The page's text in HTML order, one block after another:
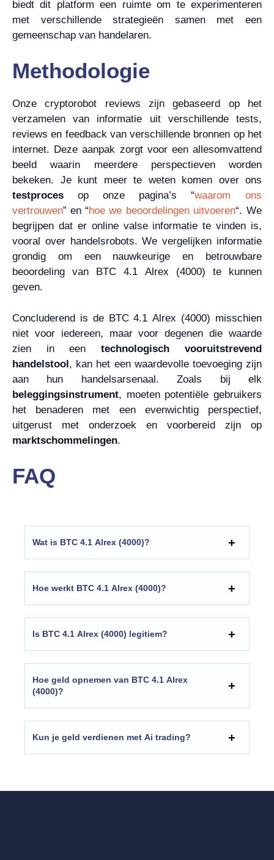
biedt dit platform een ruimte om te experimenteren
met verschillende strategieën samen met een
gemeenschap van handelaren.
Methodologie
Onze cryptorobot reviews zijn gebaseerd op het
verzamelen van informatie uit verschillende tests,
reviews en feedback van verschillende bronnen op het
internet. Deze aanpak zorgt voor een allesomvattend
beeld waarin meerdere perspectieven worden
bekeken. Je kunt meer te weten komen over ons
testproces op onze pagina’s “waarom ons
vertrouwen” en “hoe we beoordelingen uitvoeren“. We
begrijpen dat er online valse informatie te vinden is,
vooral over handelsrobots. We vergelijken informatie
grondig om een nauwkeurige en betrouwbare
beoordeling van BTC 4.1 Alrex (4000) te kunnen
geven.
Concluderend is de BTC 4.1 Alrex (4000) misschien
niet voor iedereen, maar voor degenen die waarde
zien in een technologisch vooruitstrevend
handelstool, kan het een waardevolle toevoeging zijn
aan hun handelsarsenaal. Zoals bij elk
beleggingsinstrument, moeten potentiële gebruikers
het benaderen met een evenwichtig perspectief,
uitgerust met onderzoek en voorbereid zijn op
marktschommelingen.
FAQ
Wat is BTC 4.1 Alrex (4000)?
Hoe werkt BTC 4.1 Alrex (4000)?
Is BTC 4.1 Alrex (4000) legitiem?
Hoe geld opnemen van BTC 4.1 Alrex
(4000)?
Kun je geld verdienen met Ai trading?